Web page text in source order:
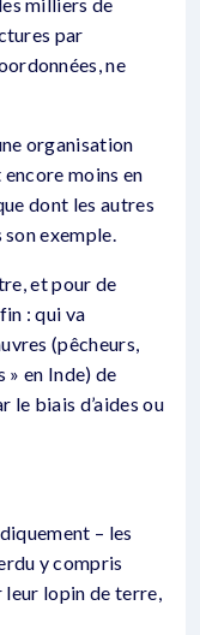
par
ne
organisation
moins en
dont les autres
son exemple.
et pour de
: qui va
(pêcheurs,
en Inde) de
le biais d’aides ou
– les
y compris
lopin de terre,